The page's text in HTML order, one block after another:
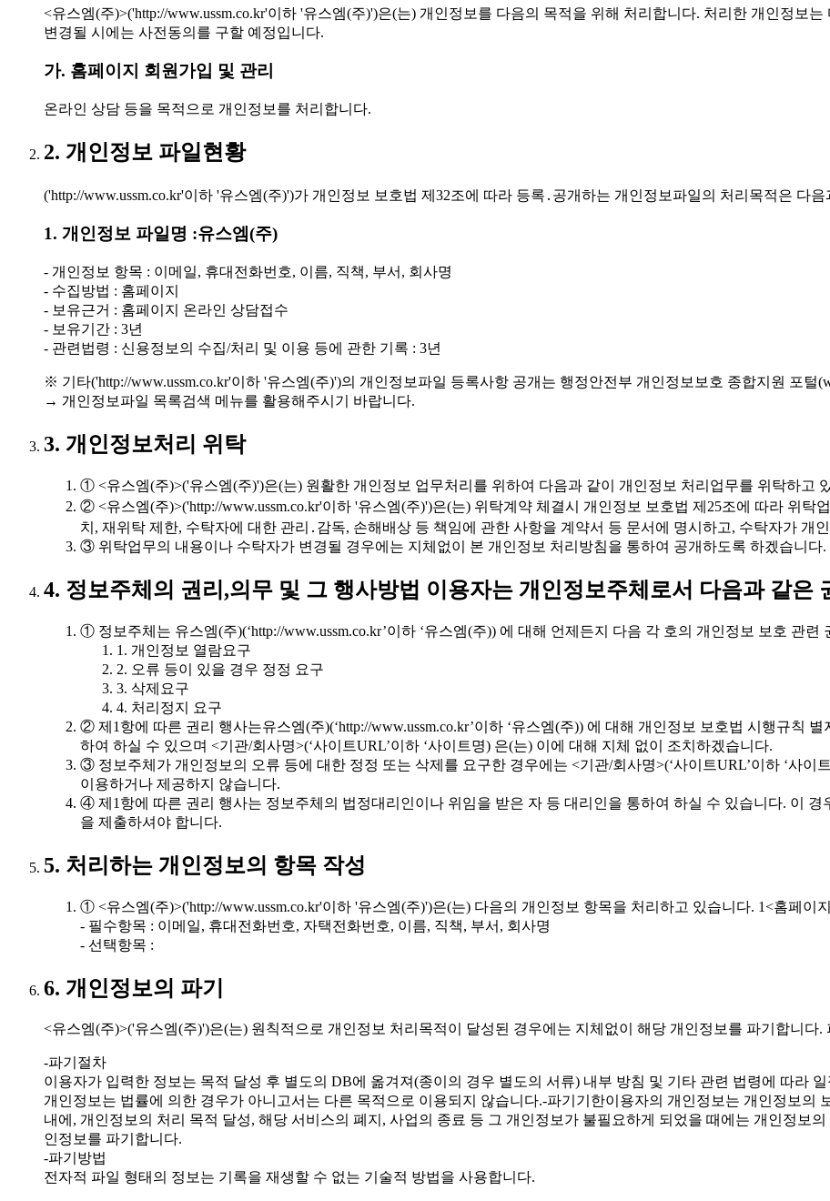
<유스엠(주)>('http://www.ussm.co.kr'이하 '유스엠(주)')은(는) 개인정보를 다음의 목적을 위해 처리합니다. 처리한 개인정보
변경될 시에는 사전동의를 구할 예정입니다.
가. 홈페이지 회원가입 및 관리
온라인 상담 등을 목적으로 개인정보를 처리합니다.
2. 개인정보 파일현황
('http://www.ussm.co.kr'이하 '유스엠(주)')가 개인정보 보호법 제32조에 따라 등록․공개하는 개인정보파일의 처리목적은 다음
1. 개인정보 파일명 :유스엠(주)
- 개인정보 항목 : 이메일, 휴대전화번호, 이름, 직책, 부서, 회사명
- 수집방법 : 홈페이지
- 보유근거 : 홈페이지 온라인 상담접수
- 보유기간 : 3년
- 관련법령 : 신용정보의 수집/처리 및 이용 등에 관한 기록 : 3년
※ 기타('http://www.ussm.co.kr'이하 '유스엠(주)')의 개인정보파일 등록사항 공개는 행정안전부 개인정보보호 종합지원 포
→ 개인정보파일 목록검색 메뉴를 활용해주시기 바랍니다.
3. 개인정보처리 위탁
① <유스엠(주)>('유스엠(주)')은(는) 원활한 개인정보 업무처리를 위하여 다음과 같이 개인정보 처리업무를 위탁하고
② <유스엠(주)>('http://www.ussm.co.kr'이하 '유스엠(주)')은(는) 위탁계약 체결시 개인정보 보호법 제25조에 따라 위탁
치, 재위탁 제한, 수탁자에 대한 관리․감독, 손해배상 등 책임에 관한 사항을 계약서 등 문서에 명시하고, 수탁자가 개
③ 위탁업무의 내용이나 수탁자가 변경될 경우에는 지체없이 본 개인정보 처리방침을 통하여 공개하도록 하겠습니다.
4. 정보주체의 권리,의무 및 그 행사방법 이용자는 개인정보주체로서 다음과 같은
① 정보주체는 유스엠(주)(‘http://www.ussm.co.kr’이하 ‘유스엠(주)) 에 대해 언제든지 다음 각 호의 개인정보 보호 관련
1. 개인정보 열람요구
2. 오류 등이 있을 경우 정정 요구
3. 삭제요구
4. 처리정지 요구
② 제1항에 따른 권리 행사는유스엠(주)(‘http://www.ussm.co.kr’이하 ‘유스엠(주)) 에 대해 개인정보 보호법 시행규칙
하여 하실 수 있으며 <기관/회사명>(‘사이트URL’이하 ‘사이트명) 은(는) 이에 대해 지체 없이 조치하겠습니다.
③ 정보주체가 개인정보의 오류 등에 대한 정정 또는 삭제를 요구한 경우에는 <기관/회사명>(‘사이트URL’이하 ‘사이
이용하거나 제공하지 않습니다.
④ 제1항에 따른 권리 행사는 정보주체의 법정대리인이나 위임을 받은 자 등 대리인을 통하여 하실 수 있습니다. 이
을 제출하셔야 합니다.
5. 처리하는 개인정보의 항목 작성
① <유스엠(주)>('http://www.ussm.co.kr'이하 '유스엠(주)')은(는) 다음의 개인정보 항목을 처리하고 있습니다. 1<홈페이
- 필수항목 : 이메일, 휴대전화번호, 자택전화번호, 이름, 직책, 부서, 회사명
- 선택항목 :
6. 개인정보의 파기
<유스엠(주)>('유스엠(주)')은(는) 원칙적으로 개인정보 처리목적이 달성된 경우에는 지체없이 해당 개인정보를 파기합니다
-파기절차
이용자가 입력한 정보는 목적 달성 후 별도의 DB에 옮겨져(종이의 경우 별도의 서류) 내부 방침 및 기타 관련 법령에 따라
개인정보는 법률에 의한 경우가 아니고서는 다른 목적으로 이용되지 않습니다.-파기기한이용자의 개인정보는 개인정보의
내에, 개인정보의 처리 목적 달성, 해당 서비스의 폐지, 사업의 종료 등 그 개인정보가 불필요하게 되었을 때에는 개인정보
인정보를 파기합니다.
-파기방법
전자적 파일 형태의 정보는 기록을 재생할 수 없는 기술적 방법을 사용합니다.